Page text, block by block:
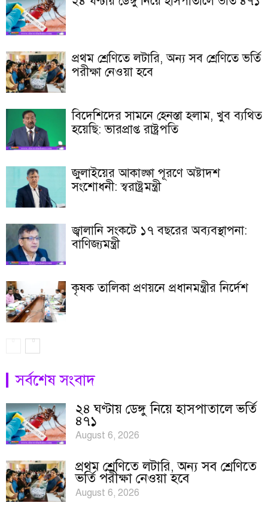
প্রথম শ্রেণিতে লটারি, অন্য সব শ্রেণিতে ভর্তি
পরীক্ষা নেওয়া হবে
বিদেশিদের সামনে হেনস্তা হলাম, খুব ব্যথিত
হয়েছি: ভারপ্রাপ্ত রাষ্ট্রপতি
জুলাইয়ের আকাঙ্ক্ষা পূরণে অষ্টাদশ
সংশোধনী: স্বরাষ্ট্রমন্ত্রী
জ্বালানি সংকটে ১৭ বছরের অব্যবস্থাপনা:
বাণিজ্যমন্ত্রী
কৃষক তালিকা প্রণয়নে প্রধানমন্ত্রীর নির্দেশ
সর্বশেষ সংবাদ
২৪ ঘণ্টায় ডেঙ্গু নিয়ে হাসপাতালে ভর্তি
৪৭১
August 6, 2026
প্রথম শ্রেণিতে লটারি, অন্য সব শ্রেণিতে
ভর্তি পরীক্ষা নেওয়া হবে
August 6, 2026